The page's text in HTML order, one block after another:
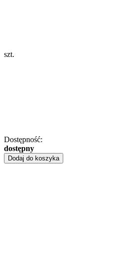
szt.
Dostępność:
dostępny
Dodaj do koszyka